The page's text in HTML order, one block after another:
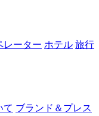
レーター ホテル 旅行
て ブランド＆プレス